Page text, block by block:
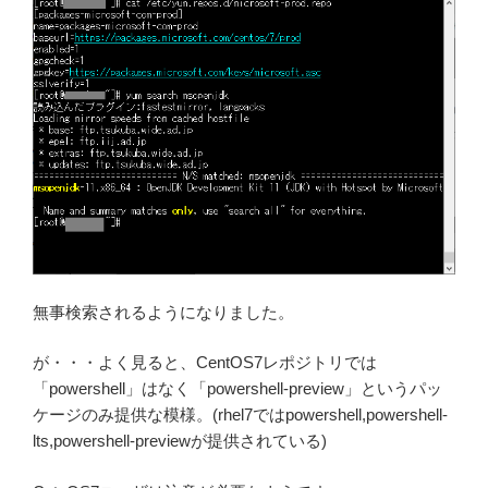
無事検索されるようになりました。
が・・・よく見ると、CentOS7レポジトリでは
「powershell」はなく「powershell-preview」というパッ
ケージのみ提供な模様。(rhel7ではpowershell,powershell-
lts,powershell-previewが提供されている)